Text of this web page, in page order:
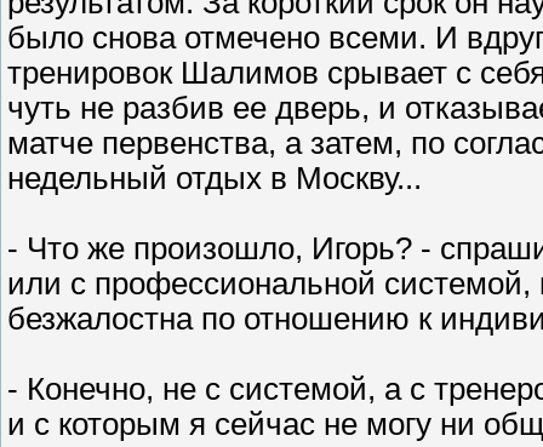
было снова отмечено всеми. И
тренировок Шалимов срывает с
чуть не разбив ее дверь, и
матче первенства, а затем, по
недельный отдых в Москву...
- Что же произошло, Игорь? -
или с профессиональной системой,
безжалостна по отношению к
- Конечно, не с системой, а с
и с которым я сейчас не могу ни